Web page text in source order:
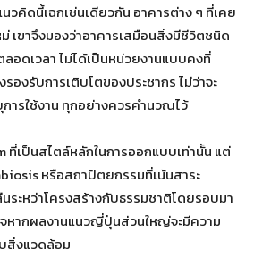
วคิดนี้เฉกเช่นเดียวกัน อาคารต่าง ๆ ที่เคย
เขาจึงมองว่าอาคารเสมือนสิ่งมีชีวิตชนิด
อดเวลา ไม่ได้เป็นหน่วยงานแบบคงที่
งรับการเติบโตของประชากร ไม่ว่าจะ
ารใช้งาน ทุกอย่างควรคำนวณไว้
ที่เป็นสไตล์หลักในการออกแบบเท่านั้น แต่
หรือสถาปัตยกรรมที่เน้นสาระ
ะหว่าโครงสร้างกับธรรมชาติโดยรอบมา
หากผลงานแนวญี่ปุ่นส่วนใหญ่จะมีความ
สิ่งแวดล้อม